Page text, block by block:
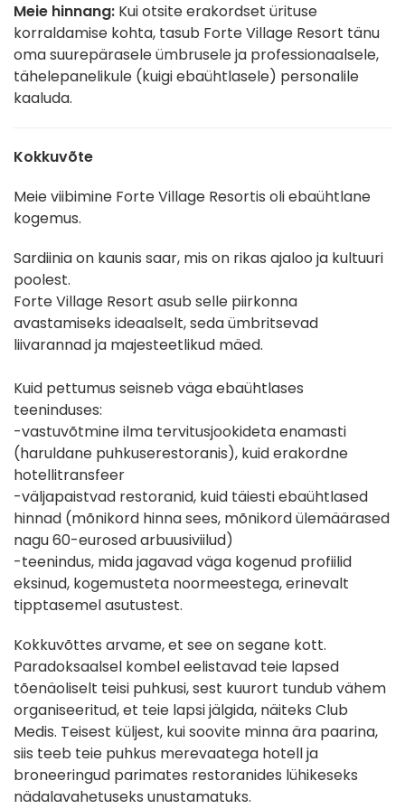
Meie hinnang: Kui otsite erakordset ürituse
korraldamise kohta, tasub Forte Village Resort tänu
oma suurepärasele ümbrusele ja professionaalsele,
tähelepanelikule (kuigi ebaühtlasele) personalile
kaaluda.
Kokkuvõte
Meie viibimine Forte Village Resortis oli ebaühtlane
kogemus.
Sardiinia on kaunis saar, mis on rikas ajaloo ja kultuuri
poolest.
Forte Village Resort asub selle piirkonna
avastamiseks ideaalselt, seda ümbritsevad
liivarannad ja majesteetlikud mäed.
Kuid pettumus seisneb väga ebaühtlases
teeninduses:
-vastuvõtmine ilma tervitusjookideta enamasti
(haruldane puhkuserestoranis), kuid erakordne
hotellitransfeer
-väljapaistvad restoranid, kuid täiesti ebaühtlased
hinnad (mõnikord hinna sees, mõnikord ülemäärased
nagu 60-eurosed arbuusiviilud)
-teenindus, mida jagavad väga kogenud profiilid
eksinud, kogemusteta noormeestega, erinevalt
tipptasemel asutustest.
Kokkuvõttes arvame, et see on segane kott.
Paradoksaalsel kombel eelistavad teie lapsed
tõenäoliselt teisi puhkusi, sest kuurort tundub vähem
organiseeritud, et teie lapsi jälgida, näiteks Club
Medis. Teisest küljest, kui soovite minna ära paarina,
siis teeb teie puhkus merevaatega hotell ja
broneeringud parimates restoranides lühikeseks
nädalavahetuseks unustamatuks.